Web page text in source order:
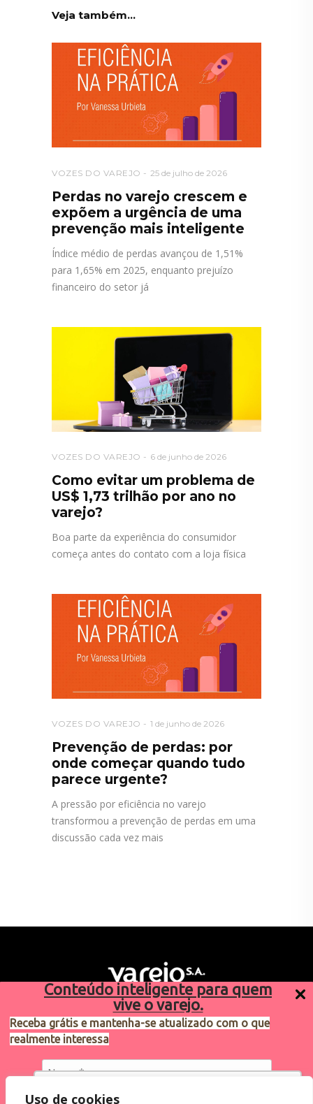
Conteúdo inteligente para quem
vive o varejo.
Receba grátis e mantenha-se atualizado com o que
realmente interessa
Utilizamos cookies para oferecer melhor
Uso de cookies
Veja também...
VOZES DO VAREJO 25 de julho de 2026
Perdas no varejo crescem e
expõem a urgência de uma
prevenção mais inteligente
Índice médio de perdas avançou de 1,51%
para 1,65% em 2025, enquanto prejuízo
financeiro do setor já
VOZES DO VAREJO 6 de junho de 2026
Como evitar um problema de
US$ 1,73 trilhão por ano no
varejo?
Boa parte da experiência do consumidor
começa antes do contato com a loja física
VOZES DO VAREJO 1 de junho de 2026
Prevenção de perdas: por
onde começar quando tudo
parece urgente?
A pressão por eficiência no varejo
transformou a prevenção de perdas em uma
discussão cada vez mais
Sugestões de pauta
varejosa@cndl.org.br